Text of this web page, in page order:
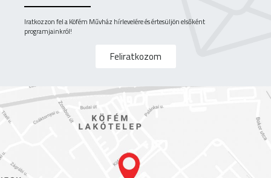
Iratkozzon fel a Köfém Művház hírlevelére és értesüljön elsőként
programjainkról!
Feliratkozom